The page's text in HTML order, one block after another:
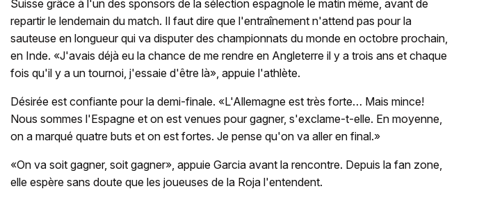
Suisse grâce à l'un des sponsors de la sélection espagnole le matin même, avant de
repartir le lendemain du match. Il faut dire que l'entraînement n'attend pas pour la
sauteuse en longueur qui va disputer des championnats du monde en octobre prochain,
en Inde. «J'avais déjà eu la chance de me rendre en Angleterre il y a trois ans et chaque
fois qu'il y a un tournoi, j'essaie d'être là», appuie l'athlète.
Désirée est confiante pour la demi-finale. «L'Allemagne est très forte… Mais mince!
Nous sommes l'Espagne et on est venues pour gagner, s'exclame-t-elle. En moyenne,
on a marqué quatre buts et on est fortes. Je pense qu'on va aller en final.»
«On va soit gagner, soit gagner», appuie Garcia avant la rencontre. Depuis la fan zone,
elle espère sans doute que les joueuses de la Roja l'entendent.